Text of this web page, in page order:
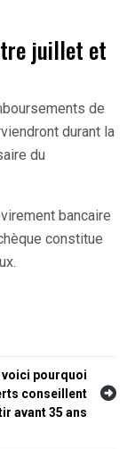
juillet et
de
durant la
du
bancaire
constitue
voici pourquoi
conseillent
avant 35 ans